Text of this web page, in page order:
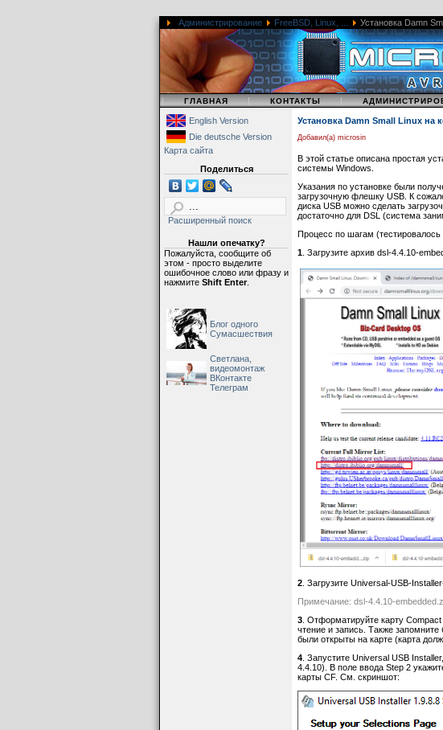
Администрирование FreeBSD, Linux, ... Установка Damn
| ГЛАВНАЯ | КОНТАКТЫ |
English Version
Die deutsche Version
Карта сайта
Поделиться
Расширенный поиск
Нашли опечатку?
Пожалуйста, сообщите об
этом - просто выделите
ошибочное слово или фразу и
нажмите Shift Enter.
Блог одного
Сумасшествия
Светлана,
видеомонтаж
ВКонтакте
Телеграм
Установка Damn Small Linux на
Добавил(а) microsin
В этой статье описана простая
системы Windows.
Указания по установке были
загрузочную флешку USB. К
диска USB можно сделать
достаточно для DSL (система
Процесс по шагам (тестировалось
1 . Загрузите архив dsl-4.4.10-
2 . Загрузите Universal-USB-
Примечание: dsl-4.4.10-
3 . Отформатируйте карту
чтение и запись. Также
были открыты на карте (карта
4 . Запустите Universal USB
4.4.10). В поле ввода Step 2
карты CF. См. скриншот: